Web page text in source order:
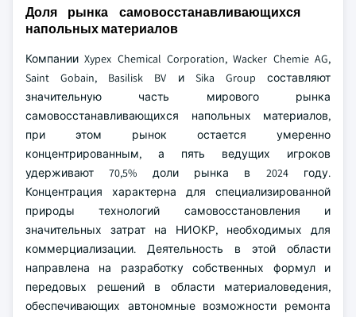
Доля рынка самовосстанавливающихся
напольных материалов
Компании Xypex Chemical Corporation, Wacker Chemie AG,
Saint Gobain, Basilisk BV и Sika Group составляют
значительную часть мирового рынка
самовосстанавливающихся напольных материалов,
при этом рынок остается умеренно
концентрированным, а пять ведущих игроков
удерживают 70,5% доли рынка в 2024 году.
Концентрация характерна для специализированной
природы технологий самовосстановления и
значительных затрат на НИОКР, необходимых для
коммерциализации. Деятельность в этой области
направлена на разработку собственных формул и
передовых решений в области материаловедения,
обеспечивающих автономные возможности ремонта